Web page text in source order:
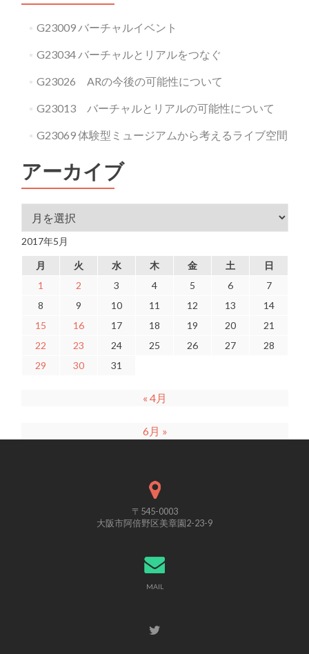
G23009 バーチャルイベント
G23034 バーチャルとリアルをつなぐ
G23026 ARの今後の可能性について
G23013 バーチャルとリアルの可能性について
G23069 体験型ミュージアムから考えるライブ空間
アーカイブ
アーカイブ
2017年5月
月 火 水 木 金 土
日
1
2 3 4 5 6
7
8
9 10 11 12 13
14
15
16 17 18 19 20
21
22
23 24 25 26 27
28
29
30 31
« 4月
6月 »
〒545-0003
大阪市阿倍野区美章園2-23-9
MAIL